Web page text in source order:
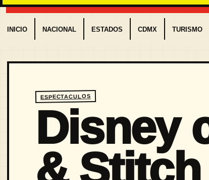
INICIO NACIONAL ESTADOS CDMX TURISMO
ESPECTACULOS
Disney
& Stitch